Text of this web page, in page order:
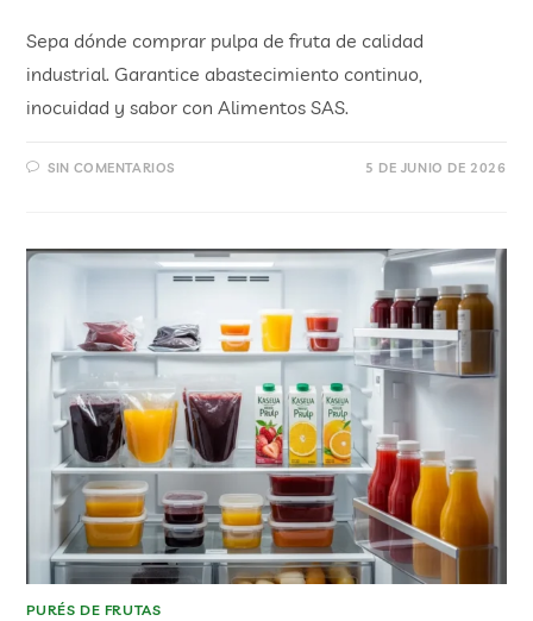
Sepa dónde comprar pulpa de fruta de calidad
industrial. Garantice abastecimiento continuo,
inocuidad y sabor con Alimentos SAS.
SIN COMENTARIOS 5 DE JUNIO DE 2026
PURÉS DE FRUTAS